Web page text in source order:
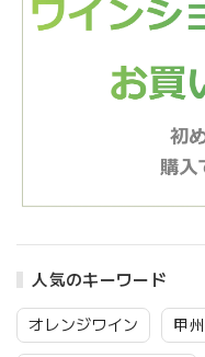
人気のキーワード
オレンジワイン 甲州